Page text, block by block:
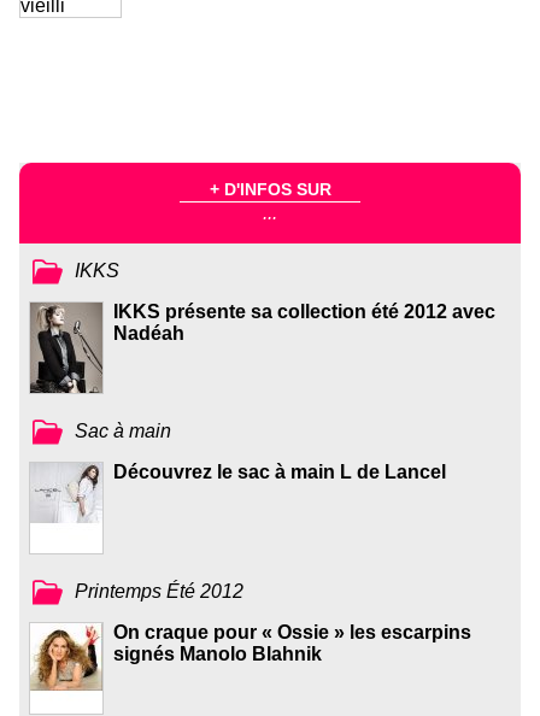
+ D'INFOS SUR
...
IKKS
IKKS présente sa collection été 2012 avec
Nadéah
Sac à main
Découvrez le sac à main L de Lancel
Printemps Été 2012
On craque pour « Ossie » les escarpins
signés Manolo Blahnik